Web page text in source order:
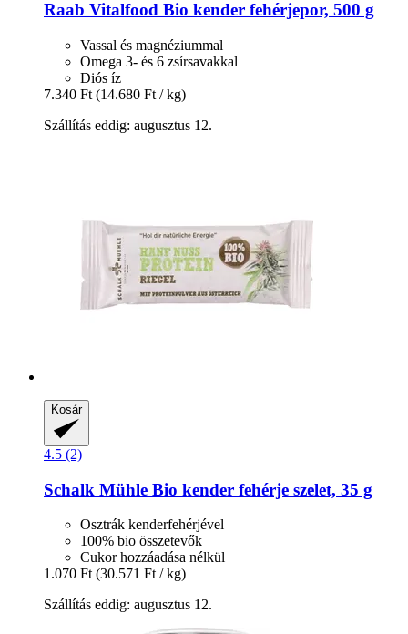
Raab Vitalfood Bio kender fehérjepor, 500 g
Vassal és magnéziummal
Omega 3- és 6 zsírsavakkal
Diós íz
7.340 Ft (14.680 Ft / kg)
Szállítás eddig: augusztus 12.
Kosár
4.5 (2)
Schalk Mühle Bio kender fehérje szelet, 35 g
Osztrák kenderfehérjével
100% bio összetevők
Cukor hozzáadása nélkül
1.070 Ft (30.571 Ft / kg)
Szállítás eddig: augusztus 12.